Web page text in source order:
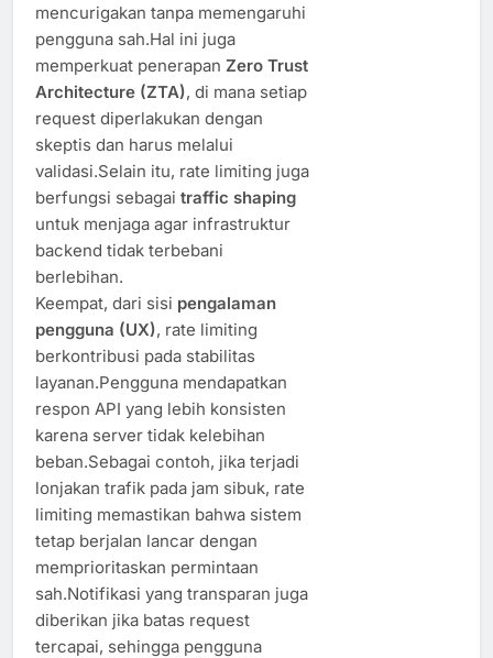
mencurigakan tanpa memengaruhi
pengguna sah.Hal ini juga
memperkuat penerapan Zero Trust
Architecture (ZTA), di mana setiap
request diperlakukan dengan
skeptis dan harus melalui
validasi.Selain itu, rate limiting juga
berfungsi sebagai traffic shaping
untuk menjaga agar infrastruktur
backend tidak terbebani
berlebihan.
Keempat, dari sisi pengalaman
pengguna (UX), rate limiting
berkontribusi pada stabilitas
layanan.Pengguna mendapatkan
respon API yang lebih konsisten
karena server tidak kelebihan
beban.Sebagai contoh, jika terjadi
lonjakan trafik pada jam sibuk, rate
limiting memastikan bahwa sistem
tetap berjalan lancar dengan
memprioritaskan permintaan
sah.Notifikasi yang transparan juga
diberikan jika batas request
tercapai, sehingga pengguna